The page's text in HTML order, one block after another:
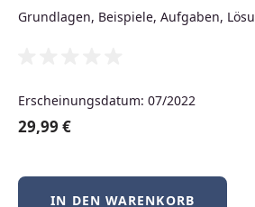
IT
MASCHINENBAU
KUNSTSTOFFTECHNIK
Grundlagen, Beispiele, Aufgaben,
Erscheinungsdatum: 07/2022
29,99 €
IN DEN WARENKORB